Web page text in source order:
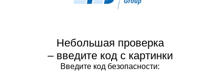
Небольшая проверка
– введите код с картинки
Введите код безопасности: